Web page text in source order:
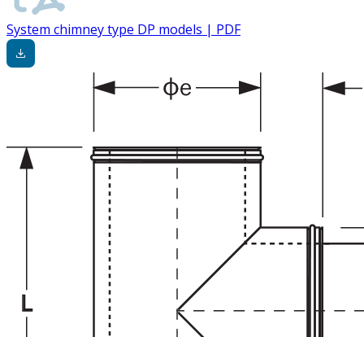
System chimney type DP models | PDF